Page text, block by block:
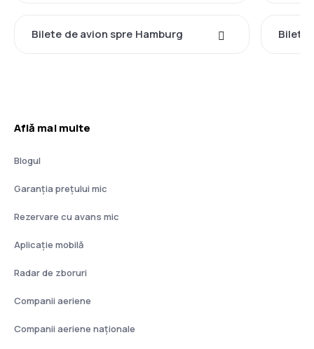
Bilete de avion spre Hamburg Bilete
Află mai multe
Blogul
Garanția prețului mic
Rezervare cu avans mic
Aplicație mobilă
Radar de zboruri
Companii aeriene
Companii aeriene naţionale